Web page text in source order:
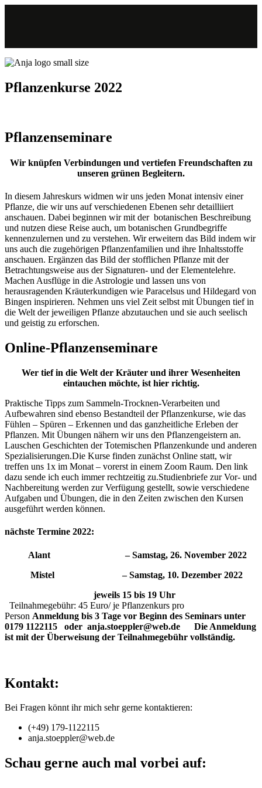
Pflanzenkurse 2022
Pflanzenseminare
Wir knüpfen Verbindungen und vertiefen Freundschaften zu
unseren grünen Begleitern.
In diesem Jahreskurs widmen wir uns jeden Monat intensiv einer
Pflanze, die wir uns auf verschiedenen Ebenen sehr detailliiert
anschauen. Dabei beginnen wir mit der botanischen Beschreibung
und nutzen diese Reise auch, um botanischen Grundbegriffe
kennenzulernen und zu verstehen. Wir erweitern das Bild indem wir
uns auch die zugehörigen Pflanzenfamilien und ihre Inhaltsstoffe
anschauen. Ergänzen das Bild der stofflichen Pflanze mit der
Betrachtungsweise aus der Signaturen- und der Elementelehre.
Machen Ausflüge in die Astrologie und lassen uns von
herausragenden Kräuterkundigen wie Paracelsus und Hildegard von
Bingen inspirieren. Nehmen uns viel Zeit selbst mit Übungen tief in
die Welt der jeweiligen Pflanze abzutauchen und sie auch seelisch
und geistig zu erforschen.
Online-Pflanzenseminare
Wer tief in die Welt der Kräuter und ihrer Wesenheiten
eintauchen möchte, ist hier richtig.
Praktische Tipps zum Sammeln-Trocknen-Verarbeiten und
Aufbewahren sind ebenso Bestandteil der Pflanzenkurse, wie das
Fühlen – Spüren – Erkennen und das ganzheitliche Erleben der
Pflanzen. Mit Übungen nähern wir uns den Pflanzengeistern an.
Lauschen Geschichten der Totemischen Pflanzenkunde und anderen
Spezialisierungen.Die Kurse finden zunächst Online statt, wir
treffen uns 1x im Monat – vorerst in einem Zoom Raum. Den link
dazu sende ich euch immer rechtzeitig zu.Studienbriefe zur Vor- und
Nachbereitung werden zur Verfügung gestellt, sowie verschiedene
Aufgaben und Übungen, die in den Zeiten zwischen den Kursen
ausgeführt werden können.
nächste Termine 2022:
Alant – Samstag, 26. November 2022
Mistel – Samstag, 10. Dezember 2022
jeweils 15 bis 19 Uhr
Teilnahmegebühr: 45 Euro/ je Pflanzenkurs pro
Person Anmeldung bis 3 Tage vor Beginn des Seminars unter
0179 1122115 oder anja.stoeppler@web.de Die Anmeldung
ist mit der Überweisung der Teilnahmegebühr vollständig.
Kontakt:
Bei Fragen könnt ihr mich sehr gerne kontaktieren:
(+49) 179-1122115
anja.stoeppler@web.de
Schau gerne auch mal vorbei auf: